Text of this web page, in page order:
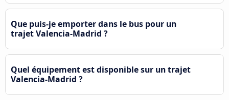
Que puis-je emporter dans le bus pour un
trajet Valencia-Madrid ?
Quel équipement est disponible sur un trajet
Valencia-Madrid ?